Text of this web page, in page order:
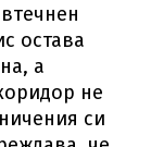
остава
а
не
си